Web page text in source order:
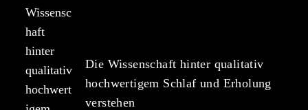
Die Wissenschaft hinter qualitativ
hochwertigem Schlaf und Erholung
verstehen